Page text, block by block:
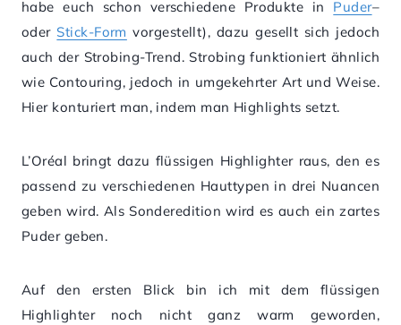
habe euch schon verschiedene Produkte in Puder–
oder Stick-Form vorgestellt), dazu gesellt sich jedoch
auch der Strobing-Trend. Strobing funktioniert ähnlich
wie Contouring, jedoch in umgekehrter Art und Weise.
Hier konturiert man, indem man Highlights setzt.
L’Oréal bringt dazu flüssigen Highlighter raus, den es
passend zu verschiedenen Hauttypen in drei Nuancen
geben wird. Als Sonderedition wird es auch ein zartes
Puder geben.
Auf den ersten Blick bin ich mit dem flüssigen
Highlighter noch nicht ganz warm geworden,